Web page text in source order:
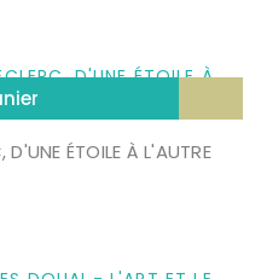
D'UNE ÉTOILE À L'AUTRE